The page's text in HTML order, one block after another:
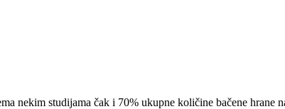
nekim studijama čak i 70% ukupne količine bačene hrane